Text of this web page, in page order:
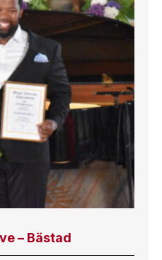
– Bästad